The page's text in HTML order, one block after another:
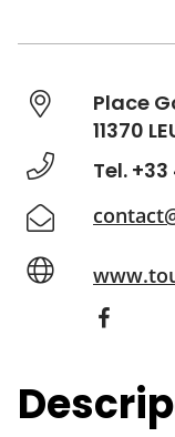
Place
11370
Tel. +33